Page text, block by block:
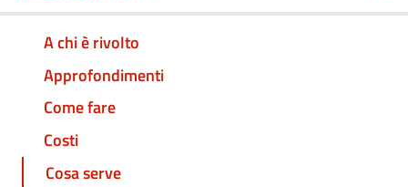
A chi è rivolto
Approfondimenti
Come fare
Costi
Cosa serve